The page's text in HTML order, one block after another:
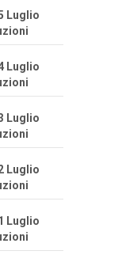
Luglio
Luglio
Luglio
Luglio
Luglio